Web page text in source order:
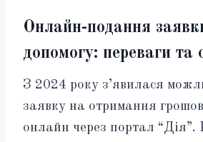
Онлайн-подання
допомогу: переваги та
З 2024 року з’явилася
заявку на отримання
онлайн через портал “Дія”.